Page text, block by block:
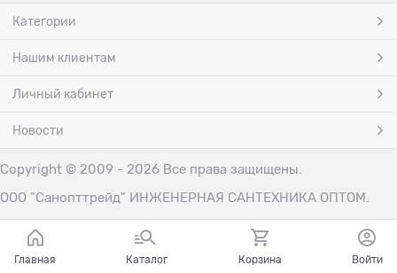
Категории
Нашим клиентам
Личный кабинет
Новости
Copyright © 2009 - 2026 Все права защищены.
ООО "Санопттрейд" ИНЖЕНЕРНАЯ САНТЕХНИКА ОПТОМ.
Главная Каталог Корзина Войти